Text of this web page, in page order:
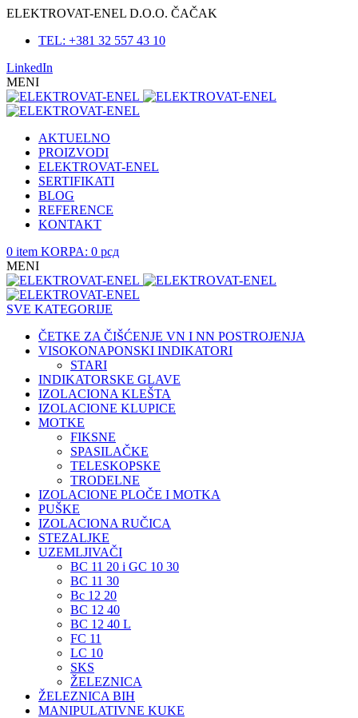
ELEKTROVAT-ENEL D.O.O. ČAČAK
TEL: +381 32 557 43 10
LinkedIn
MENI
AKTUELNO
PROIZVODI
ELEKTROVAT-ENEL
SERTIFIKATI
BLOG
REFERENCE
KONTAKT
0 item KORPA: 0 рсд
MENI
SVE KATEGORIJE
ČETKE ZA ČIŠĆENJE VN I NN POSTROJENJA
VISOKONAPONSKI INDIKATORI
STARI
INDIKATORSKE GLAVE
IZOLACIONA KLEŠTA
IZOLACIONE KLUPICE
MOTKE
FIKSNE
SPASILAČKE
TELESKOPSKE
TRODELNE
IZOLACIONE PLOČE I MOTKA
PUŠKE
IZOLACIONA RUČICA
STEZALJKE
UZEMLJIVAČI
BC 11 20 i GC 10 30
BC 11 30
Bc 12 20
BC 12 40
BC 12 40 L
FC 11
LC 10
SKS
ŽELEZNICA
ŽELEZNICA BIH
MANIPULATIVNE KUKE